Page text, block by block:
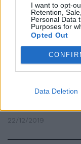
I want to opt-
Retention,
Personal Data
Purposes for
Opted Out
Data Deletion
IL
Alla Ferrari
premio Red Dot
12/04/2020
Tutti i
22/12/2019